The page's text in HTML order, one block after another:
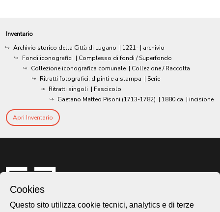
Inventario
Archivio storico della Città di Lugano | 1221- | archivio
Fondi iconografici | Complesso di fondi / Superfondo
Collezione iconografica comunale | Collezione / Raccolta
Ritratti fotografici, dipinti e a stampa | Serie
Ritratti singoli | Fascicolo
Gaetano Matteo Pisoni (1713-1782) | 1880 ca. | incisione
Apri Inventario
Cookies
Questo sito utilizza cookie tecnici, analytics e di terze